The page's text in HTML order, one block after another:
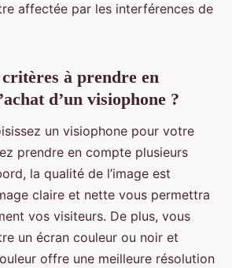
affectée par les interférences de
à prendre en
d’un visiophone ?
un visiophone pour votre
prendre en compte plusieurs
la qualité de l’image est
claire et nette vous permettra
vos visiteurs. De plus, vous
un écran couleur ou noir et
offre une meilleure résolution